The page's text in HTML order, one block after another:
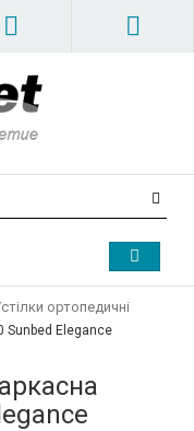
ортопедичні
Sunbed Elegance